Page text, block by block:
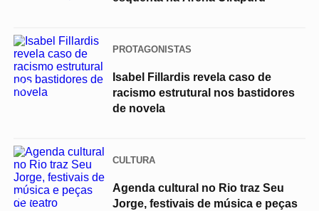
03
PROTAGONISTAS
Isabel Fillardis revela caso de
racismo estrutural nos bastidores
de novela
04
CULTURA
Agenda cultural no Rio traz Seu
Jorge, festivais de música e peças